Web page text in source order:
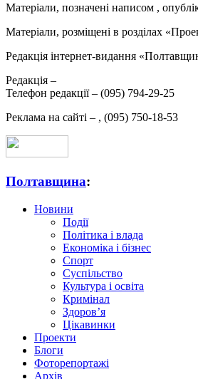
Матеріали, позначені написом ,
Матеріали, розміщені в розділах
Редакція інтернет-видання
Редакція –
Телефон редакції – (095) 794-29-25
Реклама на сайті – , (095) 750-18-53
Полтавщина:
Новини
Події
Політика і влада
Економіка і бізнес
Спорт
Суспільство
Культура і освіта
Кримінал
Здоров’я
Цікавинки
Проекти
Блоги
Фоторепортажі
Архів